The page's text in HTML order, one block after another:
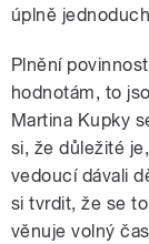
úplně
Plnění
hodnotám, to
Martina Kupky
si, že důležité
vedoucí dávali
si tvrdit, že se
věnuje volný